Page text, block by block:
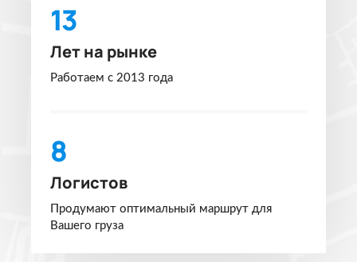
13
Лет на рынке
Работаем с 2013 года
8
Логистов
Продумают оптимальный маршрут для
Вашего груза